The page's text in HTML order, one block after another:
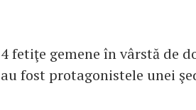
4 fetiţe gemene în vârstă de
au fost protagonistele unei